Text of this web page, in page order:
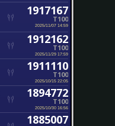
1917167
T100
2025/11/07 14:59
1912162
T100
2025/11/29 17:59
1911110
T100
2025/10/15 22:05
1894772
T100
2025/10/30 16:56
1885007